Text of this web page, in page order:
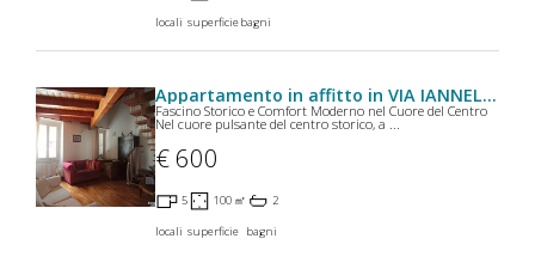
locali superficiebagni
Appartamento in affitto in VIA IANNELLA a Ascoli Piceno
Fascino Storico e Comfort Moderno nel Cuore del Centro
Nel cuore pulsante del centro storico, a ...
€ 600
5
locali
100 ㎡
superficie
2
bagni